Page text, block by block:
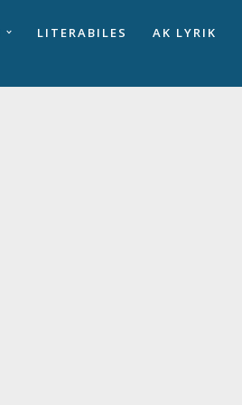
LITERABILES AK LYRIK